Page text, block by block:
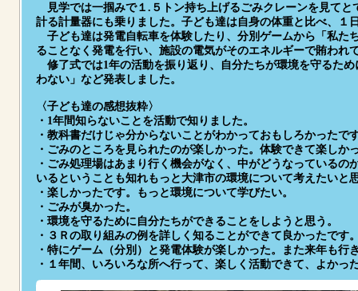
見学では一掴みで１.５トン持ち上げるごみクレーンを見て
計る計量器にも乗りました。子ども達は自身の体重と比べ、
子ども達は発電自転車を体験したり、分別ゲームから「私た
ることなく発電を行い、施設の電気がそのエネルギーで賄われ
修了式では1年の活動を振り返り、自分たちが環境を守るた
わない」など発表しました。
〈子ども達の感想抜粋〉
・1年間知らないことを活動で知りました。
・教科書だけじゃ分からないことがわかっておもしろかったで
・ごみのところを見られたのが楽しかった。体験できて楽しか
・ごみ処理場はあまり行く機会がなく、中がどうなっている
いるということも知れもっと大津市の環境について考えたいと
・楽しかったです。もっと環境について学びたい。
・ごみが臭かった。
・環境を守るために自分たちができることをしようと思う。
・３Ｒの取り組みの例を詳しく知ることができて良かったで
・特にゲーム（分別）と発電体験が楽しかった。また来年も行
・１年間、いろいろな所へ行って、楽しく活動できて、よか